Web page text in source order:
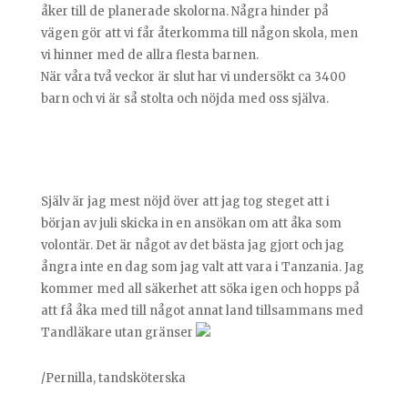
åker till de planerade skolorna. Några hinder på
vägen gör att vi får återkomma till någon skola, men
vi hinner med de allra flesta barnen.
När våra två veckor är slut har vi undersökt ca 3400
barn och vi är så stolta och nöjda med oss själva.
Själv är jag mest nöjd över att jag tog steget att i
början av juli skicka in en ansökan om att åka som
volontär. Det är något av det bästa jag gjort och jag
ångra inte en dag som jag valt att vara i Tanzania. Jag
kommer med all säkerhet att söka igen och hopps på
att få åka med till något annat land tillsammans med
Tandläkare utan gränser
/Pernilla, tandsköterska